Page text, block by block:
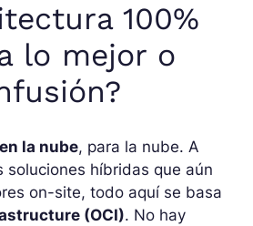
100%
lo mejor o
la nube, para la nube. A
soluciones híbridas que aún
on-site, todo aquí se basa
(OCI). No hay